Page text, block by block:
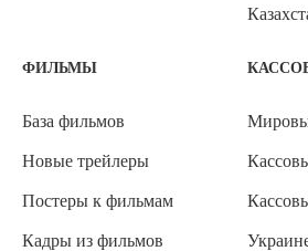
ФИЛЬМЫ
База фильмов
Новые трейлеры
Постеры к фильмам
Кадры из фильмов